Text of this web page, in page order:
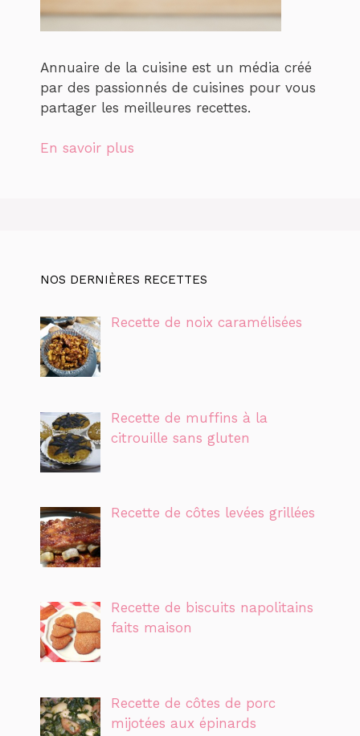
Annuaire de la cuisine est un média créé
par des passionnés de cuisines pour vous
partager les meilleures recettes.
En savoir plus
NOS DERNIÈRES RECETTES
Recette de noix caramélisées
Recette de muffins à la
citrouille sans gluten
Recette de côtes levées grillées
Recette de biscuits napolitains
faits maison
Recette de côtes de porc
mijotées aux épinards